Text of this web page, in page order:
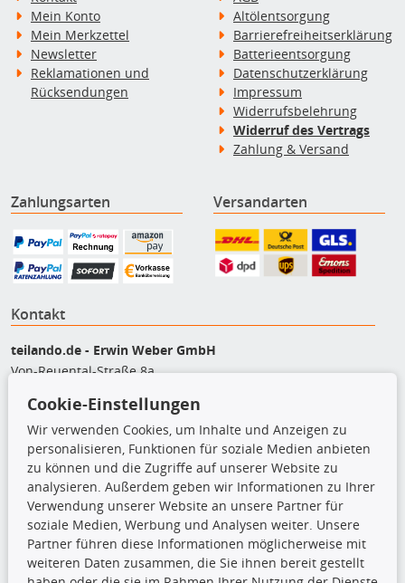
Mein Konto
Mein Merkzettel
Newsletter
Reklamationen und
Rücksendungen
Altölentsorgung
Barrierefreiheitserklärung
Batterieentsorgung
Datenschutzerklärung
Impressum
Widerrufsbelehrung
Widerruf des Vertrags
Zahlung & Versand
Zahlungsarten Versandarten
Kontakt
teilando.de - Erwin Weber GmbH
Von-Reuental-Straße 8a
+49 (0) 8165 / 5093200
shop@teilando.de
Top Produkte
Beleuchtung
Bremsbeläge
Bremsscheiben
Kupplungssatz
Cookie-Einstellungen
Wir verwenden Cookies, um Inhalte und Anzeigen zu
personalisieren, Funktionen für soziale Medien anbieten
zu können und die Zugriffe auf unserer Website zu
analysieren. Außerdem geben wir Informationen zu Ihrer
Verwendung unserer Website an unsere Partner für
soziale Medien, Werbung und Analysen weiter. Unsere
Partner führen diese Informationen möglicherweise mit
weiteren Daten zusammen, die Sie ihnen bereit gestellt